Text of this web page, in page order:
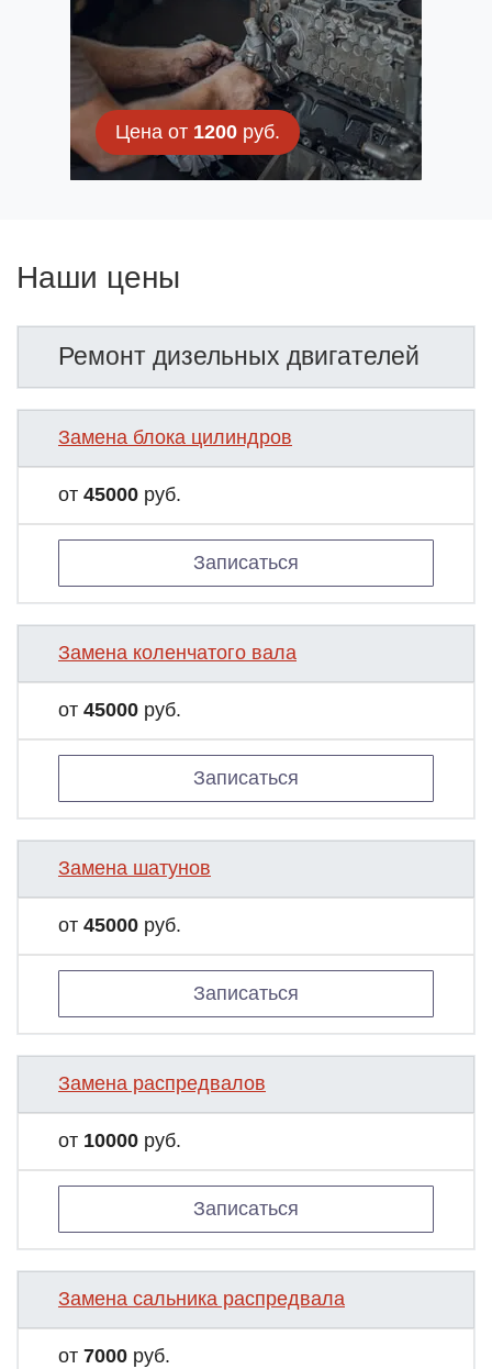
Цена от 1200руб.
Наши цены
Ремонт дизельных двигателей
Замена блока цилиндров
от 45000 руб.
Записаться
Замена коленчатого вала
от 45000 руб.
Записаться
Замена шатунов
от 45000 руб.
Записаться
Замена распредвалов
от 10000 руб.
Записаться
Замена сальника распредвала
от 7000 руб.